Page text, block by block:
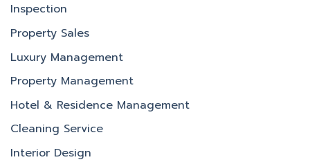
Inspection
Property Sales
Luxury Management
Property Management
Hotel & Residence Management
Cleaning Service
Interior Design